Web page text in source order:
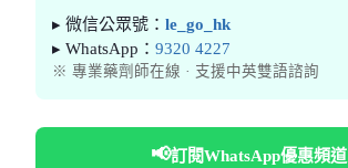
▸ 微信公眾號： le_go_hk
▸ WhatsApp： 9320 4227
※ 專業藥劑師在線 · 支援中英雙語諮詢
📢訂閱WhatsApp優惠頻道